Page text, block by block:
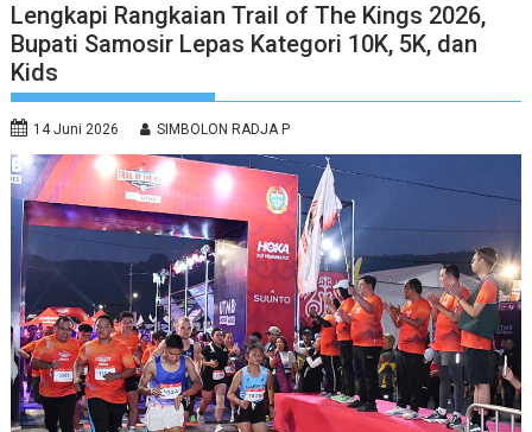
Lengkapi Rangkaian Trail of The Kings 2026,
Bupati Samosir Lepas Kategori 10K, 5K, dan
Kids
14 Juni 2026 SIMBOLON RADJA P